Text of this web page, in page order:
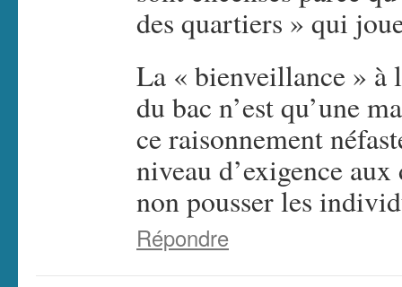
des quartiers » qui
La « bienveillance » à
du bac n’est qu’une
ce raisonnement
niveau d’exigence
non pousser les
Répondre